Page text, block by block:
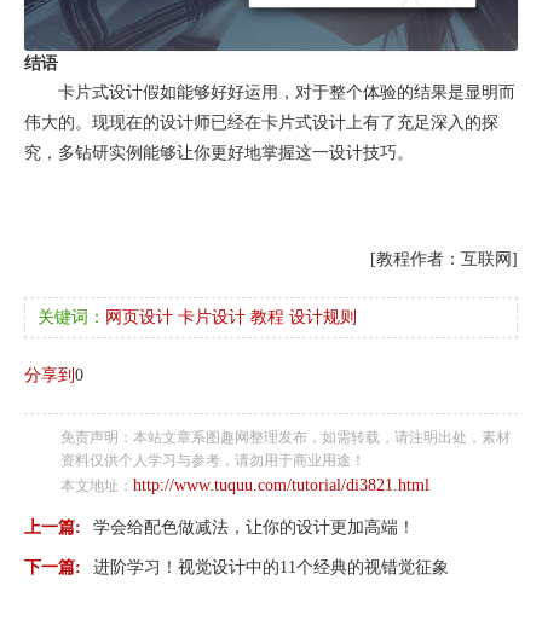
结语
卡片式设计假如能够好好运用，对于整个体验的结果是显明而
伟大的。现现在的设计师已经在卡片式设计上有了充足深入的探
究，多钻研实例能够让你更好地掌握这一设计技巧。
[教程作者：互联网]
关键词： 网页设计 卡片设计 教程 设计规则
分享到 0
免责声明：本站文章系图趣网整理发布，如需转载，请注明出处，素材
资料仅供个人学习与参考，请勿用于商业用途！
本文地址： http://www.tuquu.com/tutorial/di3821.html
上一篇: 学会给配色做减法，让你的设计更加高端！
下一篇: 进阶学习！视觉设计中的11个经典的视错觉征象